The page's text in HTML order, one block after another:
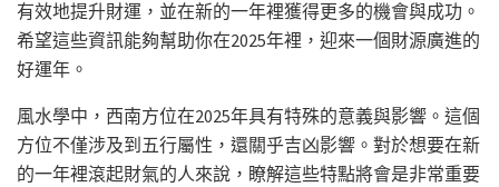
有效地提升財運，並在新的一年裡獲得更多的機會與成功。
希望這些資訊能夠幫助你在2025年裡，迎來一個財源廣進的
好運年。
風水學中，西南方位在2025年具有特殊的意義與影響。這個
方位不僅涉及到五行屬性，還關乎吉凶影響。對於想要在新
的一年裡滾起財氣的人來說，瞭解這些特點將會是非常重要